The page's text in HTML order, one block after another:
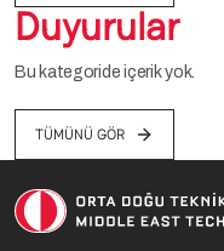
Duyurular
Bu kategoride içerik yok.
TÜMÜNÜ GÖR